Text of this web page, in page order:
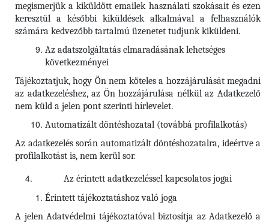
megismerjük a kiküldött emailek használati szokásait és ezen
keresztül a későbbi kiküldések alkalmával a felhasználók
számára kedvezőbb tartalmú üzenetet tudjunk kiküldeni.
Az adatszolgáltatás elmaradásának lehetséges
következményei
Tájékoztatjuk, hogy Ön nem köteles a hozzájárulását megadni
az adatkezeléshez, az Ön hozzájárulása nélkül az Adatkezelő
nem küld a jelen pont szerinti hírlevelet.
Automatizált döntéshozatal (továbbá profilalkotás)
Az adatkezelés során automatizált döntéshozatalra, ideértve a
profilalkotást is, nem kerül sor.
Az érintett adatkezeléssel kapcsolatos jogai
Érintett tájékoztatáshoz való joga
A jelen Adatvédelmi tájékoztatóval biztosítja az Adatkezelő a